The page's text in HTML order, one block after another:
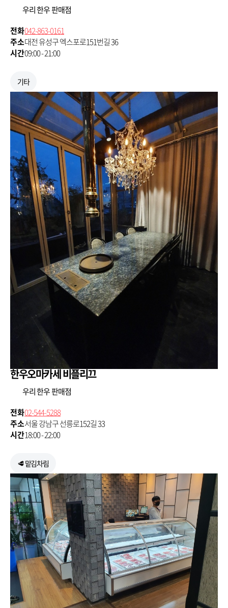
우리 한우 판매점
전화042-863-0161
주소대전 유성구 엑스포로151번길 36
시간09:00 - 21:00
기타
한우오마카세 비플리끄
우리 한우 판매점
전화02-544-5288
주소서울 강남구 선릉로152길 33
시간18:00 - 22:00
🥩 맡김차림